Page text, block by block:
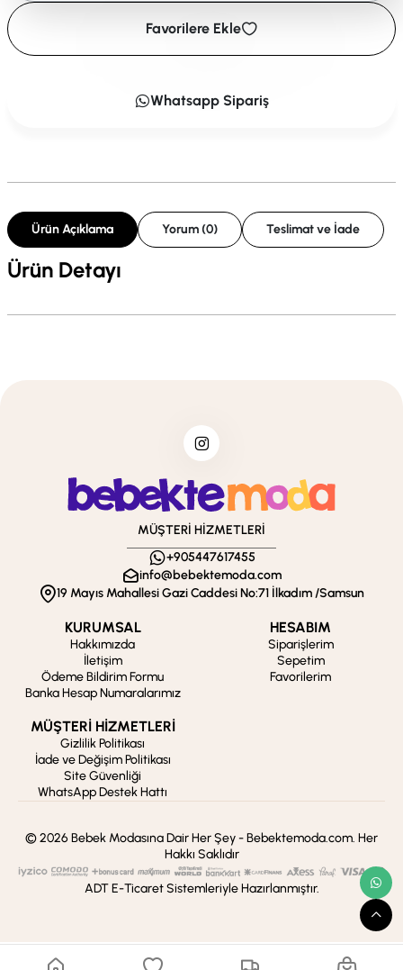
Favorilere Ekle
Whatsapp Sipariş
Ürün Açıklama Yorum (0) Teslimat ve İade
Ürün Detayı
MÜŞTERİ HİZMETLERİ
+905447617455
info@bebektemoda.com
19 Mayıs Mahallesi Gazi Caddesi No:71 İlkadım /Samsun
KURUMSAL
Hakkımızda
İletişim
Ödeme Bildirim Formu
Banka Hesap Numaralarımız
HESABIM
Siparişlerim
Sepetim
Favorilerim
MÜŞTERİ HİZMETLERİ
Gizlilik Politikası
İade ve Değişim Politikası
Site Güvenliği
WhatsApp Destek Hattı
© 2026 Bebek Modasına Dair Her Şey - Bebektemoda.com. Her
Hakkı Saklıdır
ADT E-Ticaret Sistemleriyle Hazırlanmıştır.